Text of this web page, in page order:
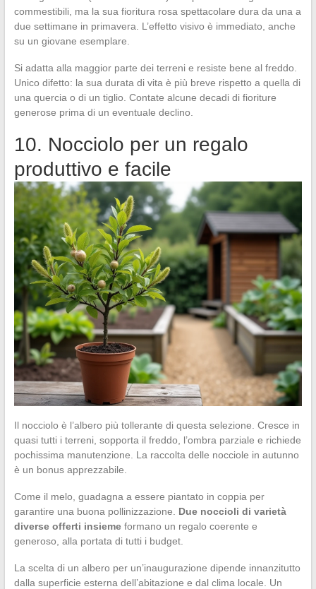
commestibili, ma la sua fioritura rosa spettacolare dura da una a
due settimane in primavera. L’effetto visivo è immediato, anche
su un giovane esemplare.
Si adatta alla maggior parte dei terreni e resiste bene al freddo.
Unico difetto: la sua durata di vita è più breve rispetto a quella di
una quercia o di un tiglio. Contate alcune decadi di fioriture
generose prima di un eventuale declino.
10. Nocciolo per un regalo
produttivo e facile
Il nocciolo è l’albero più tollerante di questa selezione. Cresce in
quasi tutti i terreni, sopporta il freddo, l’ombra parziale e richiede
pochissima manutenzione. La raccolta delle nocciole in autunno
è un bonus apprezzabile.
Come il melo, guadagna a essere piantato in coppia per
garantire una buona pollinizzazione. Due noccioli di varietà
diverse offerti insiemeformano un regalo coerente e
generoso, alla portata di tutti i budget.
La scelta di un albero per un’inaugurazione dipende innanzitutto
dalla superficie esterna dell’abitazione e dal clima locale. Un